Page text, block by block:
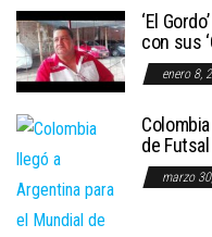
‘El
con sus
enero 8,
de
marzo